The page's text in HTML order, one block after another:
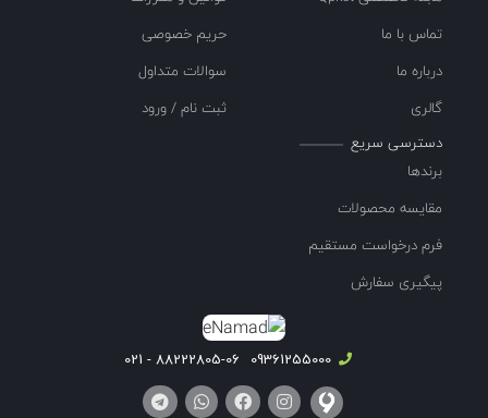
تماس با ما
درباره ما
گالری
حریم خصوصی
سوالات متداول
ثبت نام / ورود
دسترسی سریع
برندها
مقایسه محصولات
فرم درخواست مستقیم
پیگیری سفارش
09361255000
88222805-06 - 021